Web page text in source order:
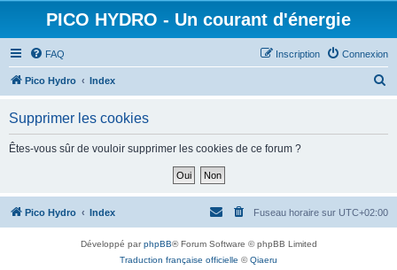
PICO HYDRO - Un courant d'énergie
FAQ Connexion
Inscription
Pico Hydro Index
h
Supprimer les cookies
Êtes-vous sûr de vouloir supprimer les cookies de ce forum ?
Pico Hydro Index Fuseau horaire sur UTC+02:00
Développé parphpBB® Forum Software © phpBB Limited
Traduction française officielle ©Qiaeru